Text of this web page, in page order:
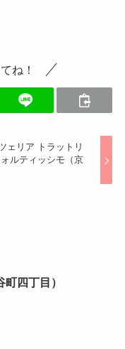
ね！
ェリア トラットリ
ルティッシモ（京
四丁目）